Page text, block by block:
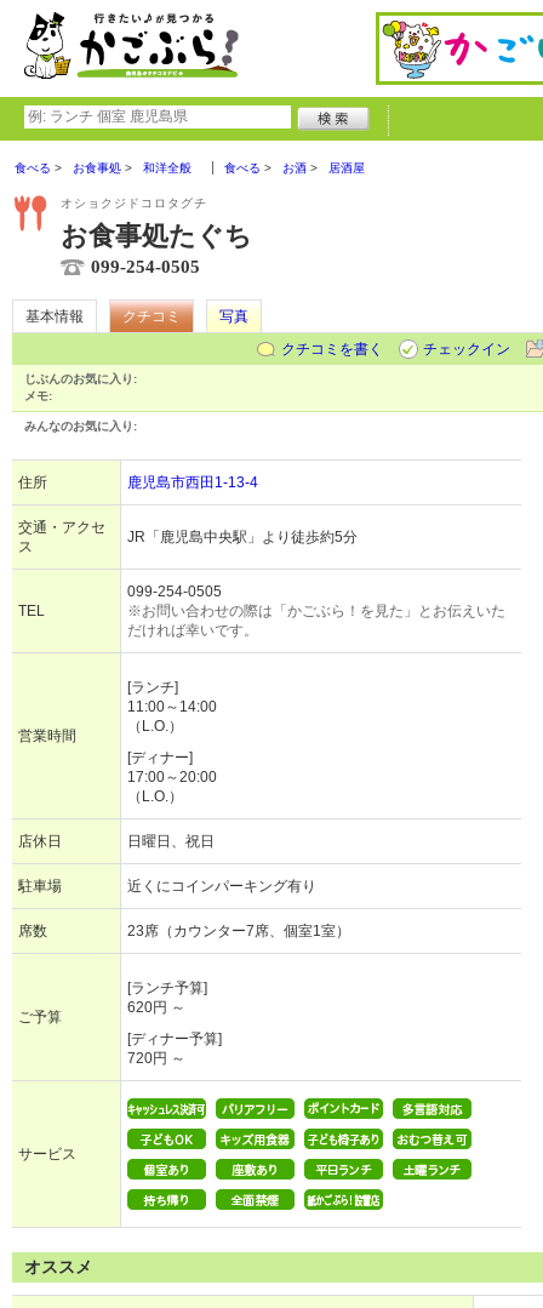
食べる お食事処 和洋全般 食べる お酒 居酒屋
オショクジドコロタグチ
お食事処たぐち
099-254-0505
基本情報 クチコミ
写真
クチコミを書く
チェックイン
じぶんのお気に入り:
メモ:
みんなのお気に入り:
住所 鹿児島市西田1-13-4
交通・アクセ
ス
JR「鹿児島中央駅」より徒歩約5分
TEL
099-254-0505
※お問い合わせの際は「かごぶら！を見た」とお伝えいた
だければ幸いです。
営業時間
[ランチ]
11:00～14:00
（L.O.）
[ディナー]
17:00～20:00
（L.O.）
店休日 日曜日、祝日
駐車場 近くにコインパーキング有り
席数 23席（カウンター7席、個室1室）
ご予算
[ランチ予算]
620円 ～
[ディナー予算]
720円 ～
サービス
オススメ